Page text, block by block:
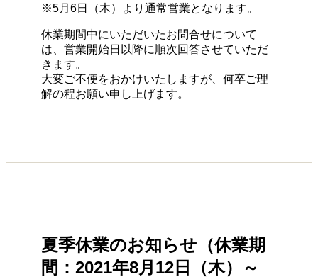
※5月6日（木）より通常営業となります。
休業期間中にいただいたお問合せについて
は、営業開始日以降に順次回答させていただ
きます。
大変ご不便をおかけいたしますが、何卒ご理
解の程お願い申し上げます。
夏季休業のお知らせ（休業期
間：2021年8月12日（木）～